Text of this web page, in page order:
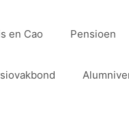
en Cao Pensioen